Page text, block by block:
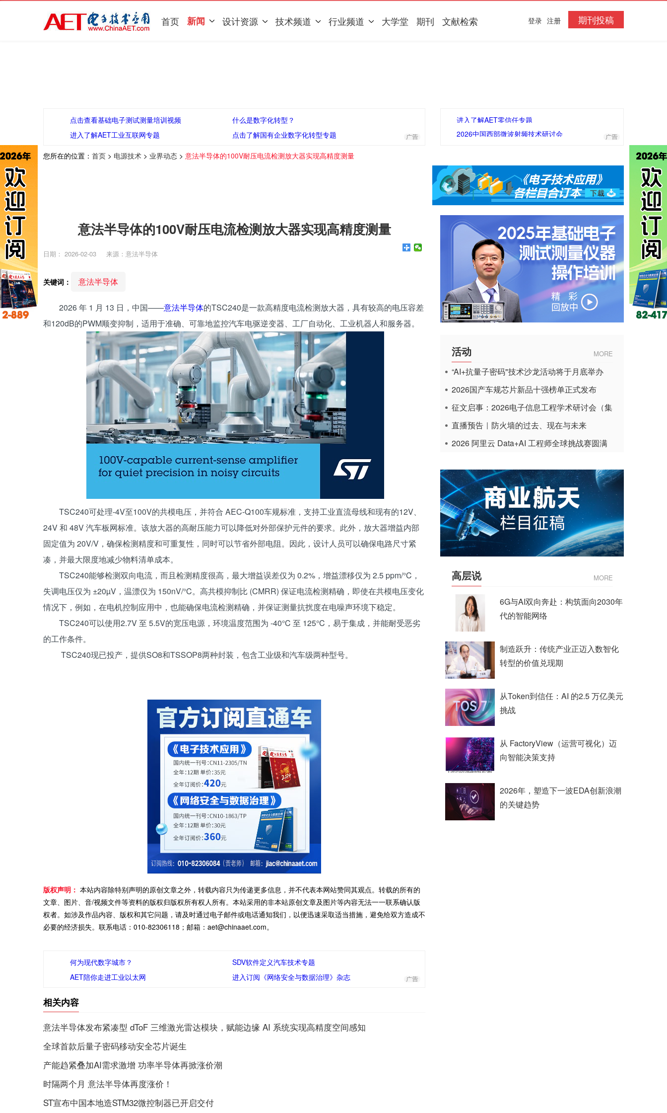
首页 新闻 设计资源 技术频道 行业频道 大学堂 期刊 文献检索 期刊投稿
登录 注册
点击查看基础电子测试测量培训视频
什么是数字化转型？
进入了解AET工业互联网专题
点击了解国有企业数字化转型专题
进入了解AET零信任专题
2026中国西部微波射频技术研讨会
您所在的位置： 首页 > 电源技术 > 业界动态 > 意法半导体的100V耐压电流检测放大器实现高精度测量
意法半导体的100V耐压电流检测放大器实现高精度测量
日期： 2026-02-03 来源：意法半导体
关键词： 意法半导体
2026 年 1 月 13 日，中国——意法半导体的TSC240是一款高精度电流检测放大器，具有较高的电压容差
和120dB的PWM顺变抑制，适用于准确、可靠地监控汽车电驱逆变器、工厂自动化、工业机器人和服务器。
TSC240可处理-4V至100V的共模电压，并符合 AEC-Q100车规标准，支持工业直流母线和现有的12V、
24V 和 48V 汽车板网标准。该放大器的高耐压能力可以降低对外部保护元件的要求。此外，放大器增益内部
固定值为 20V/V，确保检测精度和可重复性，同时可以节省外部电阻。因此，设计人员可以确保电路尺寸紧
凑，并最大限度地减少物料清单成本。
TSC240能够检测双向电流，而且检测精度很高，最大增益误差仅为 0.2%，增益漂移仅为 2.5 ppm/°C，
失调电压仅为 ±20µV，温漂仅为 150nV/°C。高共模抑制比 (CMRR) 保证电流检测精确，即使在共模电压变化
情况下，例如，在电机控制应用中，也能确保电流检测精确，并保证测量抗扰度在电噪声环境下稳定。
TSC240可以使用2.7V 至 5.5V的宽压电源，环境温度范围为 -40°C 至 125°C，易于集成，并能耐受恶劣
的工作条件。
TSC240现已投产，提供SO8和TSSOP8两种封装，包含工业级和汽车级两种型号。
版权声明： 本站内容除特别声明的原创文章之外，转载内容只为传递更多信息，并不代表本网站赞同其观点。转载的所有的
文章、图片、音/视频文件等资料的版权归版权所有权人所有。本站采用的非本站原创文章及图片等内容无法一一联系确认版
权者。如涉及作品内容、版权和其它问题，请及时通过电子邮件或电话通知我们，以便迅速采取适当措施，避免给双方造成不
必要的经济损失。联系电话：010-82306118；邮箱：aet@chinaaet.com。
何为现代数字城市？
SDV软件定义汽车技术专题
AET陪你走进工业以太网
进入订阅《网络安全与数据治理》杂志
相关内容
意法半导体发布紧凑型 dToF 三维激光雷达模块，赋能边缘 AI 系统实现高精度空间感知
全球首款后量子密码移动安全芯片诞生
产能趋紧叠加AI需求激增 功率半导体再掀涨价潮
时隔两个月 意法半导体再度涨价！
ST宣布中国本地造STM32微控制器已开启交付
活动 MORE
“AI+抗量子密码"技术沙龙活动将于月底举办
2026国产车规芯片新品十强榜单正式发布
征文启事：2026电子信息工程学术研讨会（集
成电路应用杂志）
直播预告｜防火墙的过去、现在与未来
2026 阿里云 Data+AI 工程师全球挑战赛圆满
高层说 MORE
6G与AI双向奔赴：构筑面向2030年
代的智能网络
制造跃升：传统产业正迈入数智化
转型的价值兑现期
从Token到信任：AI 的2.5 万亿美元
挑战
从 FactoryView（运营可视化）迈
向智能决策支持
2026年，塑造下一波EDA创新浪潮
的关键趋势